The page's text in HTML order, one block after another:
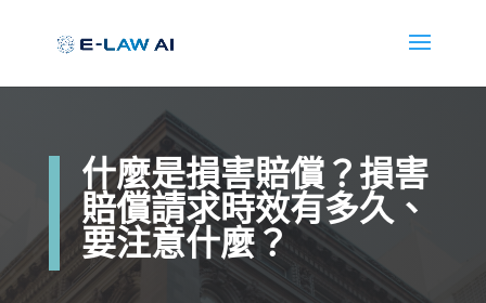
什麼是損害賠償？損害
賠償請求時效有多久、
要注意什麼？